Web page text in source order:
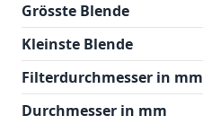
Grösste Blende
Kleinste Blende
Filterdurchmesser in mm
Durchmesser in mm